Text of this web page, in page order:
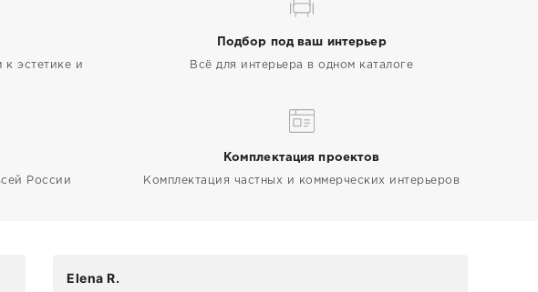
эстетике и
Подбор под ваш интерьер
Всё для интерьера в одном каталоге
России
Комплектация проектов
Комплектация частных и коммерческих интерьеров
Elena R.